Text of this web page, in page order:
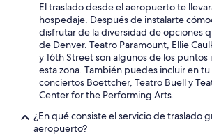
El traslado desde el aeropuerto te
hospedaje. Después de instalarte
disfrutar de la diversidad de opciones
de Denver. Teatro Paramount, Ellie
y 16th Street son algunos de los
esta zona. También puedes incluir en tu
conciertos Boettcher, Teatro Buell y
Center for the Performing Arts.
¿En qué consiste el servicio de traslado
aeropuerto?